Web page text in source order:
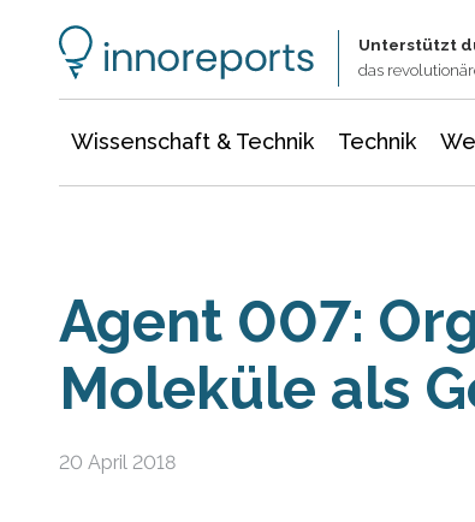
Unterstützt
das
Wissenschaft & Technik Technik
Agent 007:
Moleküle als
20 April 2018